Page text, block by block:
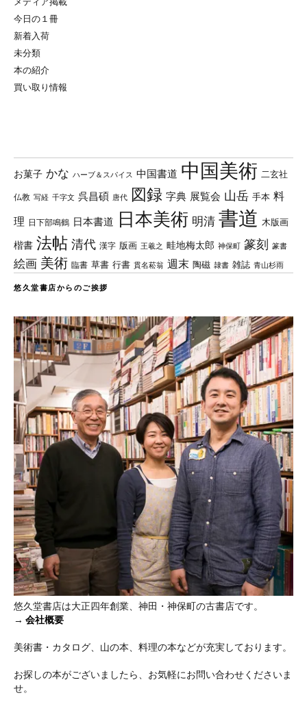
今日の１冊
新着入荷
未分類
本の紹介
買い取り情報
お菓子 かな ハーブ＆スパイス 中国書道 中国美術 二玄社
仏教 写経 千字文 呉昌碩 唐代 図録 字典 展覧会 山岳 手本 料
理 日下部鳴鶴 日本書道 日本美術 明清 書道 木版画
楷書 法帖 清代 漢字 版画 王羲之 畦地梅太郎 神保町 篆刻 篆書
絵画 美術 臨書 草書 行書 貫名菘翁 週末 陶磁 隷書 雑誌 青山杉雨
悠久堂書店からのご挨拶
悠久堂書店は大正四年創業、神田・神保町の古書店です。
→ 会社概要
美術書・カタログ、山の本、料理の本などが充実しております。
お探しの本がございましたら、お気軽にお問い合わせくださいま
せ。